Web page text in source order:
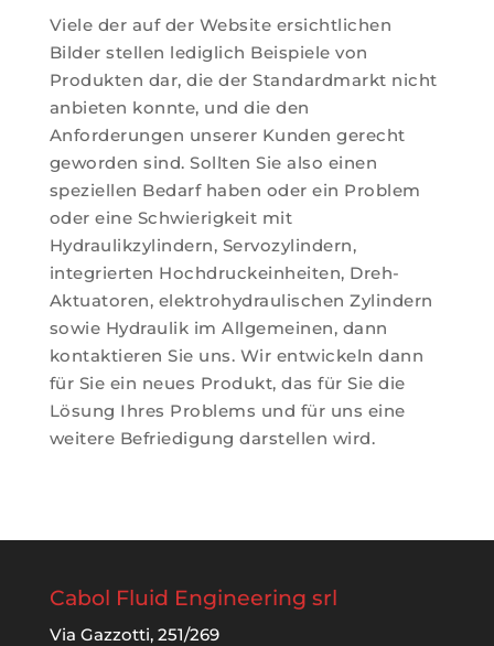
Viele der auf der Website ersichtlichen
Bilder stellen lediglich Beispiele von
Produkten dar, die der Standardmarkt nicht
anbieten konnte, und die den
Anforderungen unserer Kunden gerecht
geworden sind. Sollten Sie also einen
speziellen Bedarf haben oder ein Problem
oder eine Schwierigkeit mit
Hydraulikzylindern, Servozylindern,
integrierten Hochdruckeinheiten, Dreh-
Aktuatoren, elektrohydraulischen Zylindern
sowie Hydraulik im Allgemeinen, dann
kontaktieren Sie uns. Wir entwickeln dann
für Sie ein neues Produkt, das für Sie die
Lösung Ihres Problems und für uns eine
weitere Befriedigung darstellen wird.
Cabol Fluid Engineering srl
Via Gazzotti, 251/269